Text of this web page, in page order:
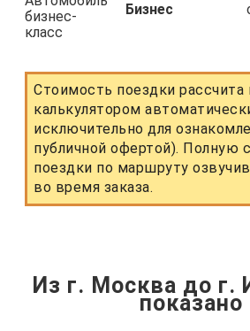
Бизнес
Стоимость поездки
калькулятором
исключительно для
публичной офертой). Полную
поездки по маршруту
во время заказа.
Из г. Москва до г.
показано